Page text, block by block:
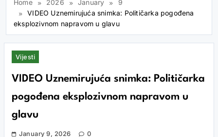
Home 2026 January
9
VIDEO Uznemirujuća snimka: Političarka pogođena
eksplozivnom napravom u glavu
Vijesti
VIDEO Uznemirujuća snimka: Političarka
pogođena eksplozivnom napravom u
glavu
January 9, 2026 0